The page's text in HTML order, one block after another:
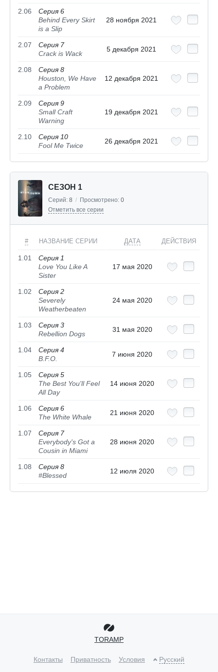
2.06
Серия 6
Behind Every Skirt
is a Slip
28 ноября 2021
2.07
Серия 7
Crack is Wack
5 декабря 2021
2.08
Серия 8
Houston, We Have
a Problem
12 декабря 2021
2.09
Серия 9
Small Craft
Warning
19 декабря 2021
2.10
Серия 10
Fool Me Twice
26 декабря 2021
СЕЗОН 1
Серий: 8 / Просмотрено: 0
Отметить все серии
# НАЗВАНИЕ СЕРИИ ДАТА ДЕЙСТВИЯ
1.01
Серия 1
Love You Like A
Sister
17 мая 2020
1.02
Серия 2
Severely
Weatherbeaten
24 мая 2020
1.03
Серия 3
Rebellion Dogs
31 мая 2020
1.04
Серия 4
B.F.O.
7 июня 2020
1.05
Серия 5
The Best You'll Feel
All Day
14 июня 2020
1.06
Серия 6
The White Whale
21 июня 2020
1.07
Серия 7
Everybody's Got a
Cousin in Miami
28 июня 2020
1.08
Серия 8
#Blessed
12 июля 2020
TORAMP
Контакты Приватность Условия Русский